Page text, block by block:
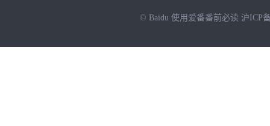
© Baidu 使用爱番番前必读 沪ICP